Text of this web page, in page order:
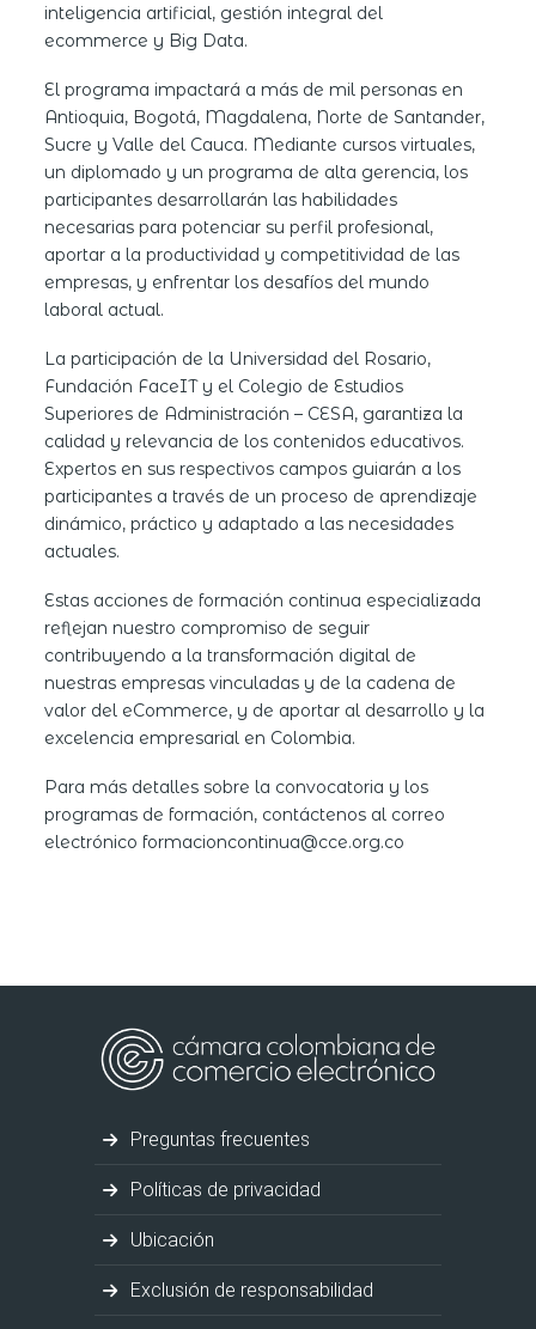
inteligencia artificial, gestión integral del
ecommerce y Big Data.
El programa impactará a más de mil personas en
Antioquia, Bogotá, Magdalena, Norte de Santander,
Sucre y Valle del Cauca. Mediante cursos virtuales,
un diplomado y un programa de alta gerencia, los
participantes desarrollarán las habilidades
necesarias para potenciar su perfil profesional,
aportar a la productividad y competitividad de las
empresas, y enfrentar los desafíos del mundo
laboral actual.
La participación de la Universidad del Rosario,
Fundación FaceIT y el Colegio de Estudios
Superiores de Administración – CESA, garantiza la
calidad y relevancia de los contenidos educativos.
Expertos en sus respectivos campos guiarán a los
participantes a través de un proceso de aprendizaje
dinámico, práctico y adaptado a las necesidades
actuales.
Estas acciones de formación continua especializada
reflejan nuestro compromiso de seguir
contribuyendo a la transformación digital de
nuestras empresas vinculadas y de la cadena de
valor del eCommerce, y de aportar al desarrollo y la
excelencia empresarial en Colombia.
Para más detalles sobre la convocatoria y los
programas de formación, contáctenos al correo
electrónico formacioncontinua@cce.org.co
Preguntas frecuentes
Políticas de privacidad
Ubicación
Exclusión de responsabilidad